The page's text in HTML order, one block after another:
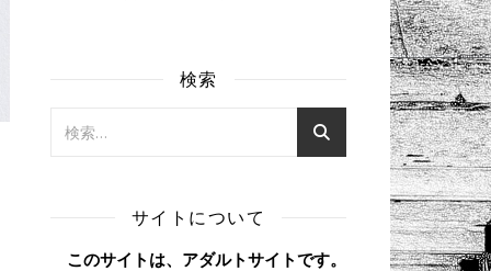
検索
サイトについて
このサイトは、アダルトサイトです。